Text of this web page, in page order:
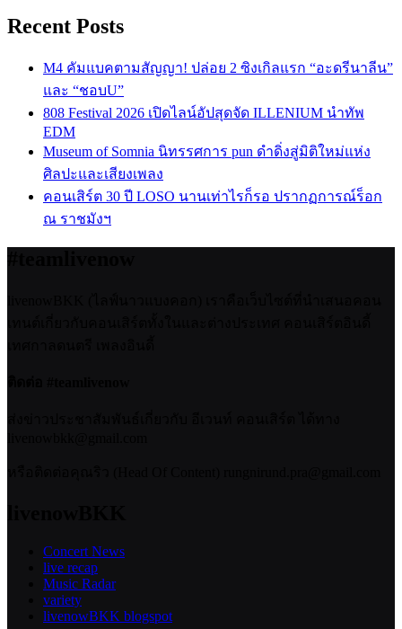
Recent Posts
M4 คัมแบคตามสัญญา! ปล่อย 2 ซิงเกิลแรก “อะดรีนาลีน”
และ “ชอบU”
808 Festival 2026 เปิดไลน์อัปสุดจัด ILLENIUM นำทัพ
EDM
Museum of Somnia นิทรรศการ pun ดำดิ่งสู่มิติใหม่แห่ง
ศิลปะและเสียงเพลง
คอนเสิร์ต 30 ปี LOSO นานเท่าไรก็รอ ปรากฏการณ์ร็อก
ณ ราชมังฯ
Concert News
live recap
Music Radar
variety
livenowBKK blogspot